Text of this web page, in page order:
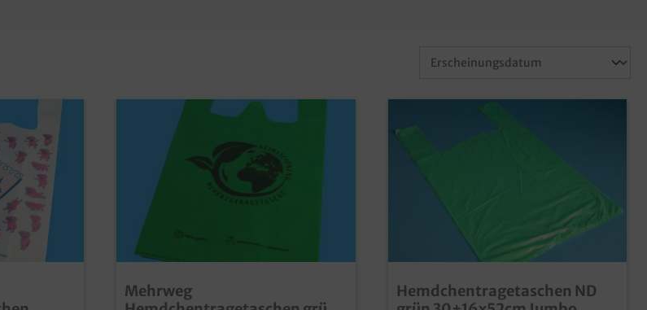
Mehrweg
Hemdchentragetaschen ND